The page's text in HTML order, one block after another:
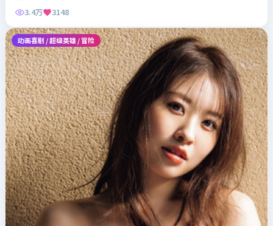
3.4万 3148
动画喜剧 / 超级英雄 / 冒险